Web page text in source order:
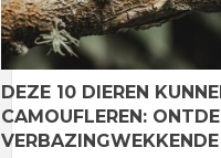
DEZE 10 DIEREN
CAMOUFLEREN: